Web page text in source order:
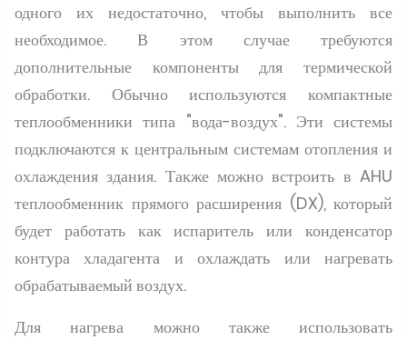
одного их недостаточно, чтобы выполнить все
необходимое. В этом случае требуются
дополнительные компоненты для термической
обработки. Обычно используются компактные
теплообменники типа "вода-воздух". Эти системы
подключаются к центральным системам отопления и
охлаждения здания. Также можно встроить в AHU
теплообменник прямого расширения (DX), который
будет работать как испаритель или конденсатор
контура хладагента и охлаждать или нагревать
обрабатываемый воздух.
Для нагрева можно также использовать